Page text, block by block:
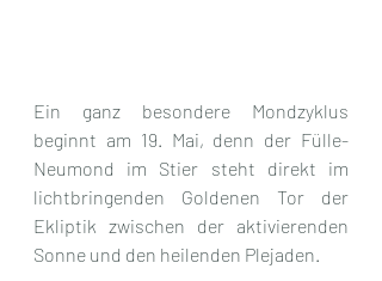
Ein ganz besondere Mondzyklus
beginnt am 19. Mai, denn der Fülle-
Neumond im Stier steht direkt im
lichtbringenden Goldenen Tor der
Ekliptik zwischen der aktivierenden
Sonne und den heilenden Plejaden.